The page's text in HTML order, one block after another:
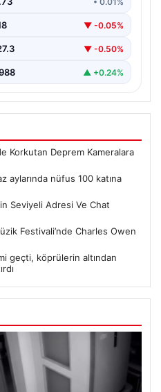
▼ -0.05%
▼ -0.50%
▲ +0.24%
Korkutan Deprem Kameralara
aylarında nüfus 100 katına
Seviyeli Adresi Ve Chat
Festivali’nde Charles Owen
geçti, köprülerin altından